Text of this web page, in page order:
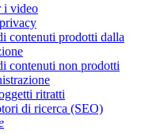
i video
contenuti prodotti dalla
contenuti non prodotti
ritratti
di ricerca (SEO)